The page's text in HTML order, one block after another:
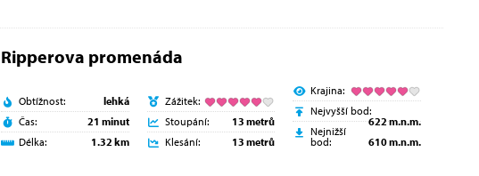
Ripperova promenáda
Obtížnost:
lehká
Čas:
21 minut
Délka:
1.32 km
Zážitek:
Stoupání:
13 metrů
Klesání:
13 metrů
Krajina:
Nejvyšší bod:
622 m.n.m.
Nejnižší
bod:
610 m.n.m.